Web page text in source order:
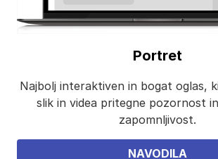
Portret
Najbolj interaktiven in bogat oglas,
slik in videa pritegne pozornost
zapomnljivost.
NAVODILA